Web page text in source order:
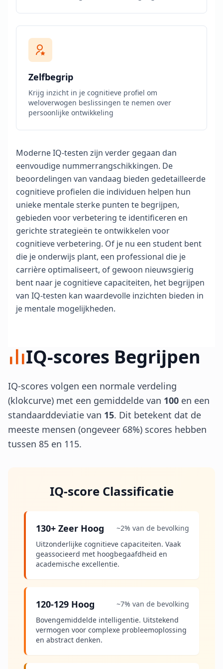
h
d
n
v
e
r
O
n
s
t
o
e
o
s
t
a
m
v
a
e
x
e
o
n
a
t
N
e
c
o
n
s
p
Zelfbegrip
Krijg inzicht in je cognitieve profiel om
weloverwogen beslissingen te nemen over
persoonlijke ontwikkeling
Moderne IQ-testen zijn verder gegaan dan
eenvoudige nummerrangschikkingen. De
beoordelingen van vandaag bieden gedetailleerde
cognitieve profielen die individuen helpen hun
unieke mentale sterke punten te begrijpen,
gebieden voor verbetering te identificeren en
gerichte strategieën te ontwikkelen voor
cognitieve verbetering. Of je nu een student bent
die je onderwijs plant, een professional die je
carrière optimaliseert, of gewoon nieuwsgierig
bent naar je cognitieve capaciteiten, het begrijpen
van IQ-testen kan waardevolle inzichten bieden in
je mentale mogelijkheden.
IQ-scores Begrijpen
IQ-scores volgen een normale verdeling
(klokcurve) met een gemiddelde van 100 en een
standaarddeviatie van 15. Dit betekent dat de
meeste mensen (ongeveer 68%) scores hebben
tussen 85 en 115.
IQ-score Classificatie
130+ Zeer Hoog
~2% van de bevolking
Uitzonderlijke cognitieve capaciteiten. Vaak
geassocieerd met hoogbegaafdheid en
academische excellentie.
120-129 Hoog
~7% van de bevolking
Bovengemiddelde intelligentie. Uitstekend
vermogen voor complexe probleemoplossing
en abstract denken.